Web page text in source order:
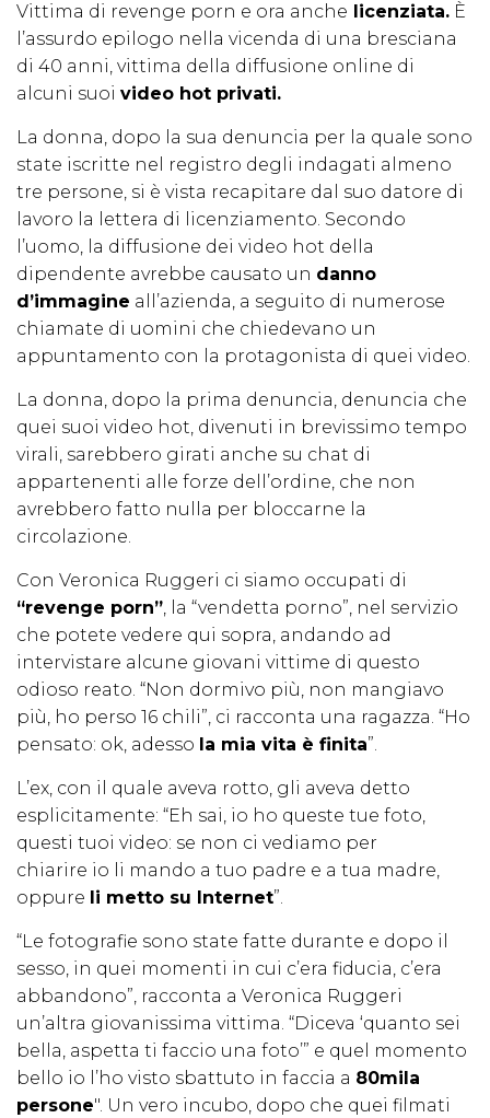
Vittima di revenge porn e ora anche licenziata. È
l’assurdo epilogo nella vicenda di una bresciana
di 40 anni, vittima della diffusione online di
alcuni suoi video hot privati.
La donna, dopo la sua denuncia per la quale sono
state iscritte nel registro degli indagati almeno
tre persone, si è vista recapitare dal suo datore di
lavoro la lettera di licenziamento. Secondo
l’uomo, la diffusione dei video hot della
dipendente avrebbe causato un danno
d’immagine all’azienda, a seguito di numerose
chiamate di uomini che chiedevano un
appuntamento con la protagonista di quei video.
La donna, dopo la prima denuncia, denuncia che
quei suoi video hot, divenuti in brevissimo tempo
virali, sarebbero girati anche su chat di
appartenenti alle forze dell’ordine, che non
avrebbero fatto nulla per bloccarne la
circolazione.
Con Veronica Ruggeri ci siamo occupati di
“revenge porn”, la “vendetta porno”, nel servizio
che potete vedere qui sopra, andando ad
intervistare alcune giovani vittime di questo
odioso reato. “Non dormivo più, non mangiavo
più, ho perso 16 chili”, ci racconta una ragazza. “Ho
pensato: ok, adesso la mia vita è finita”.
L’ex, con il quale aveva rotto, gli aveva detto
esplicitamente: “Eh sai, io ho queste tue foto,
questi tuoi video: se non ci vediamo per
chiarire io li mando a tuo padre e a tua madre,
oppure li metto su Internet”.
“Le fotografie sono state fatte durante e dopo il
sesso, in quei momenti in cui c’era fiducia, c’era
abbandono”, racconta a Veronica Ruggeri
un’altra giovanissima vittima. “Diceva ‘quanto sei
bella, aspetta ti faccio una foto’” e quel momento
bello io l’ho visto sbattuto in faccia a 80mila
persone". Un vero incubo, dopo che quei filmati